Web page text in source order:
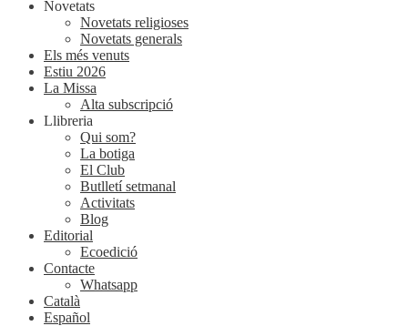
Novetats
Novetats religioses
Novetats generals
Els més venuts
Estiu 2026
La Missa
Alta subscripció
Llibreria
Qui som?
La botiga
El Club
Butlletí setmanal
Activitats
Blog
Editorial
Ecoedició
Contacte
Whatsapp
Català
Español